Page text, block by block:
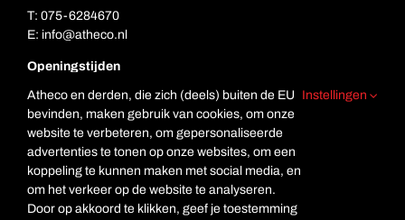
T: 075-6284670
E: info@atheco.nl
Openingstijden
Za: Gesloten
Zo. Gesloten
Atheco en derden, die zich (deels) buiten de EU
bevinden, maken gebruik van cookies, om onze
website te verbeteren, om gepersonaliseerde
advertenties te tonen op onze websites, om een
koppeling te kunnen maken met social media, en
om het verkeer op de website te analyseren.
Door op akkoord te klikken, geef je toestemming
Instellingen